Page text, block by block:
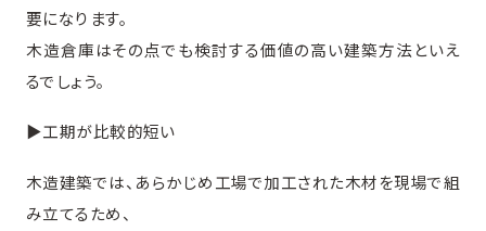
要になります。
木造倉庫はその点でも検討する価値の高い建築方法といえ
るでしょう。
▶︎工期が比較的短い
木造建築では、あらかじめ工場で加工された木材を現場で組
み立てるため、